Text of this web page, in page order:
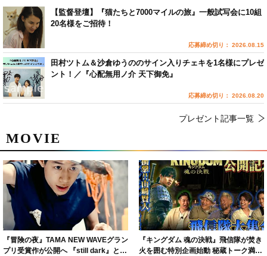
MOVIE
『冒険の夜』TAMA NEW WAVEグラン
プリ受賞作が公開へ 『still dark』と同
『キングダム 魂の決戦』飛信隊が焚き
火を囲む特別企画始動 秘蔵トーク満載
【監督登壇】『猫たちと7000マイルの旅』一般試写会に10組
20名様をご招待！
応募締め切り： 2026.08.15
田村ツトム＆沙倉ゆうののサイン入りチェキを1名様にプレゼ
ント！／『心配無用ノ介 天下御免』
応募締め切り： 2026.08.20
プレゼント記事一覧